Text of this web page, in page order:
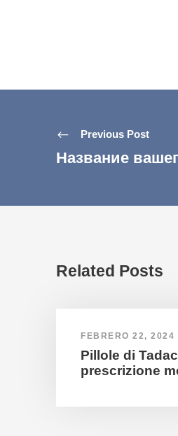
Previous Post
Название
Related Posts
FEBRERO 22, 2024
Pillole di
prescrizione